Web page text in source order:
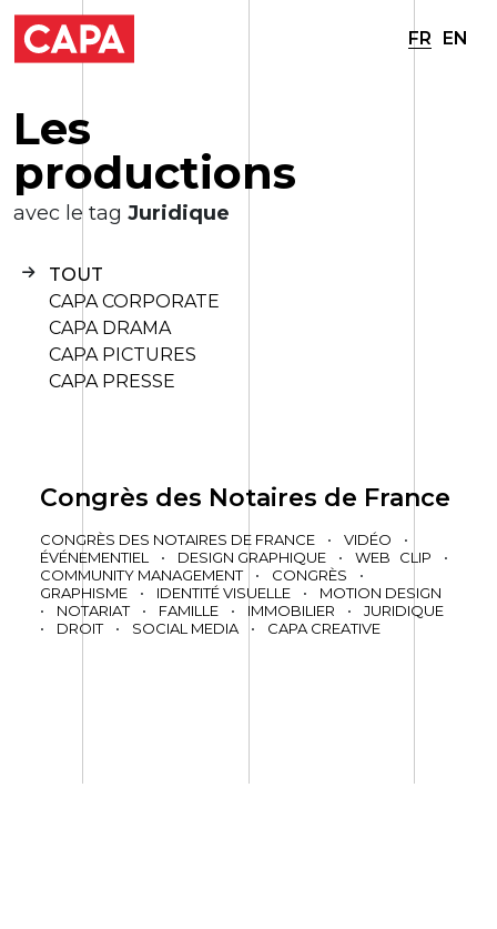
FR EN
Les
productions
avec le tag Juridique
TOUT
CAPA CORPORATE
CAPA DRAMA
CAPA PICTURES
CAPA PRESSE
Congrès des Notaires de France
CONGRÈS DES NOTAIRES DE FRANCE • VIDÉO
•
ÉVÉNEMENTIEL
• DESIGN GRAPHIQUE • WEB CLIP
•
COMMUNITY MANAGEMENT
• CONGRÈS
•
GRAPHISME
• IDENTITÉ VISUELLE •
MOTION DESIGN
•
NOTARIAT • FAMILLE • IMMOBILIER •
JURIDIQUE
•
DROIT • SOCIAL MEDIA • CAPA CREATIVE